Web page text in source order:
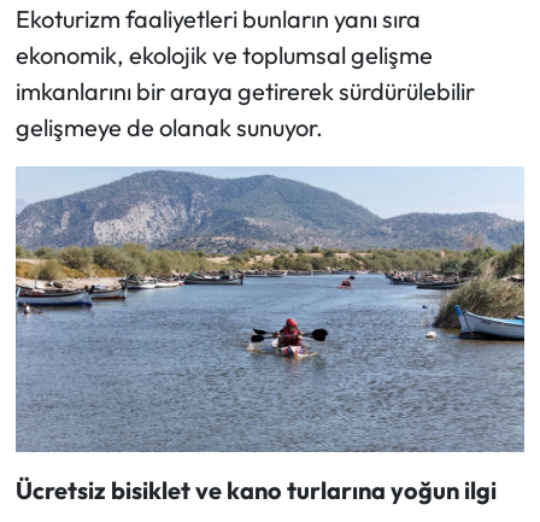
Ekoturizm faaliyetleri bunların yanı sıra
ekonomik, ekolojik ve toplumsal gelişme
imkanlarını bir araya getirerek sürdürülebilir
gelişmeye de olanak sunuyor.
Ücretsiz bisiklet ve kano turlarına yoğun ilgi